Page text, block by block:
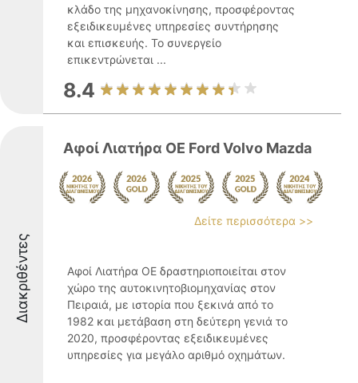
κλάδο της μηχανοκίνησης, προσφέροντας
εξειδικευμένες υπηρεσίες συντήρησης
και επισκευής. Το συνεργείο
επικεντρώνεται ...
8.4
Διακριθέντες
Αφοί Λιατήρα ΟΕ Ford Volvo Mazda
Δείτε περισσότερα >>
Αφοί Λιατήρα ΟΕ δραστηριοποιείται στον
χώρο της αυτοκινητοβιομηχανίας στον
Πειραιά, με ιστορία που ξεκινά από το
1982 και μετάβαση στη δεύτερη γενιά το
2020, προσφέροντας εξειδικευμένες
υπηρεσίες για μεγάλο αριθμό οχημάτων.